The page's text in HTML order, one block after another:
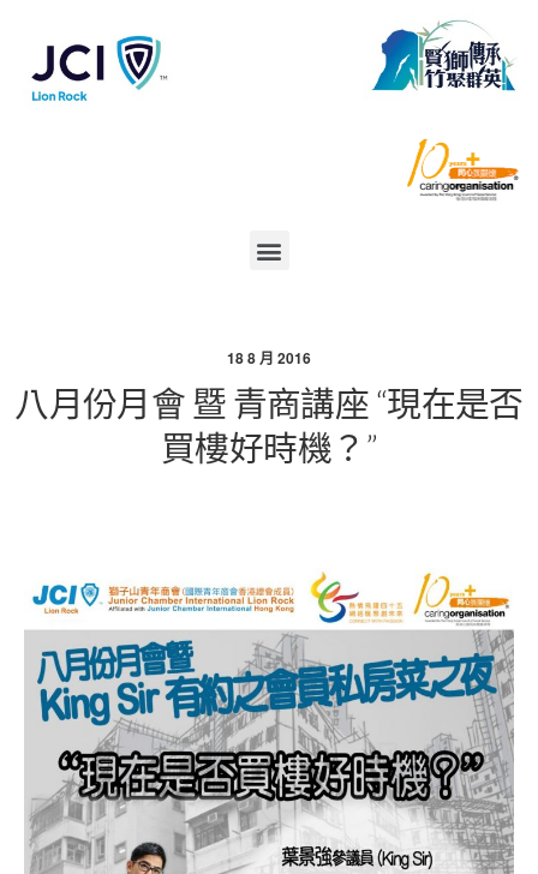
18 8 月 2016
八月份月會 暨 青商講座 “現在是否
買樓好時機？”